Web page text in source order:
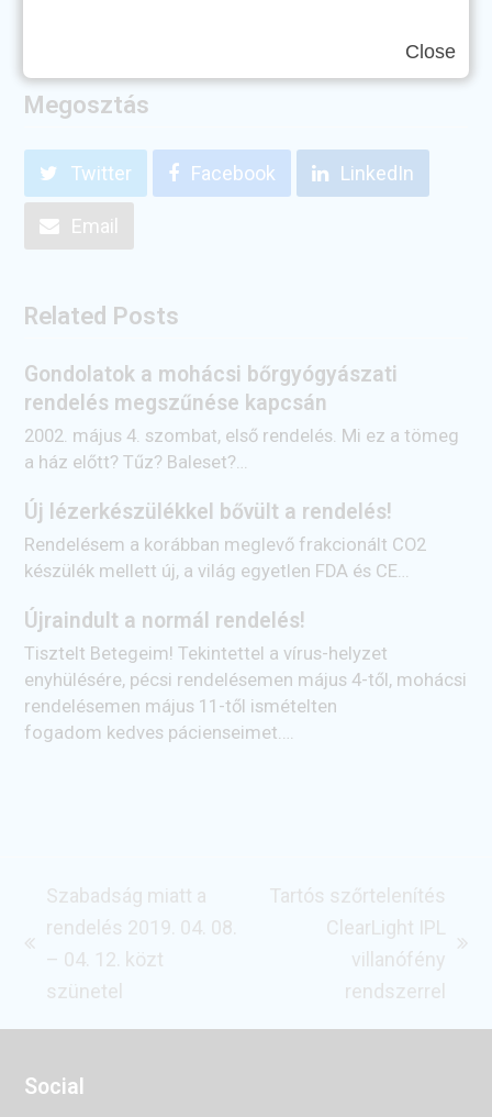
Megosztás
Twitter Facebook LinkedIn
Email
Related Posts
Gondolatok a mohácsi bőrgyógyászati
rendelés megszűnése kapcsán
2002. május 4. szombat, első rendelés. Mi ez a tömeg
a ház előtt? Tűz? Baleset?…
Új lézerkészülékkel bővült a rendelés!
Rendelésem a korábban meglevő frakcionált CO2
készülék mellett új, a világ egyetlen FDA és CE…
Újraindult a normál rendelés!
Tisztelt Betegeim! Tekintettel a vírus-helyzet
enyhülésére, pécsi rendelésemen május 4-től, mohácsi
rendelésemen május 11-től ismételten
fogadom kedves pácienseimet.…
previous
post:
Szabadság miatt a
rendelés 2019. 04. 08.
– 04. 12. közt
szünetel
Tartós szőrtelenítés
ClearLight IPL
villanófény
rendszerrel
Social
Close